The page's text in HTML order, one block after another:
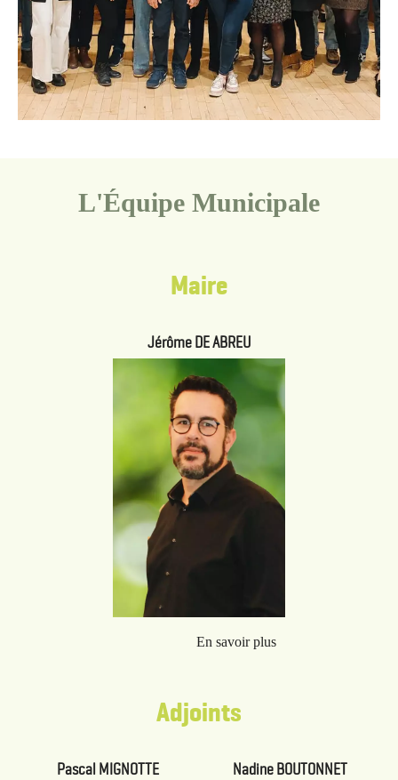
L'Équipe Municipale
Maire
Jérôme DE ABREU
Adjoints
Pascal MIGNOTTE Nadine BOUTONNET